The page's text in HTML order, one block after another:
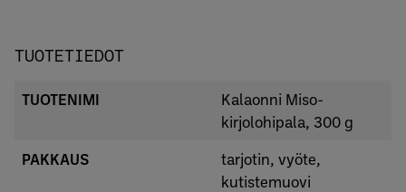
TUOTETIEDOT
TUOTENIMI
Kalaonni Miso-
kirjolohipala, 300 g
PAKKAUS
tarjotin, vyöte,
kutistemuovi